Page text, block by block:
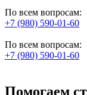
По всем вопросам:
+7 (980) 590-01-60
По всем вопросам:
+7 (980) 590-01-60
Помогаем